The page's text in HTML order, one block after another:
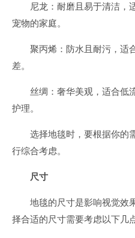
尼龙：耐磨且易于清洁，
宠物的家庭。
聚丙烯：防水且耐污，适
差。
丝绸：奢华美观，适合低
护理。
选择地毯时，要根据你的
行综合考虑。
尺寸
地毯的尺寸是影响视觉效
择合适的尺寸需要考虑以下几